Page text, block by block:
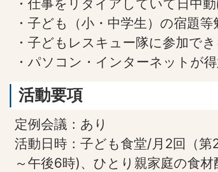
・仕事をリタイアしていて日中
・子ども（小・中学生）の宿題
・子どもレスキュー隊に参加で
・パソコン・インターネットが
活動要項
定例会議：あり
活動日時：子ども食堂/月2回（
～午後6時)、ひとり親家庭の食